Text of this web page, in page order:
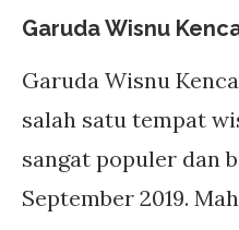
Garuda Wisnu
Garuda Wisnu
salah satu tempat
sangat populer dan
September 2019.